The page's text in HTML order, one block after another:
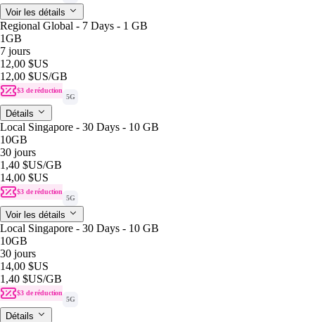
Voir les détails
Regional Global - 7 Days - 1 GB
1GB
7 jours
12,00 $US
12,00 $US/GB
$3 de réduction
5G
Détails
Local Singapore - 30 Days - 10 GB
10GB
30 jours
1,40 $US/GB
14,00 $US
$3 de réduction
5G
Voir les détails
Local Singapore - 30 Days - 10 GB
10GB
30 jours
14,00 $US
1,40 $US/GB
$3 de réduction
5G
Détails